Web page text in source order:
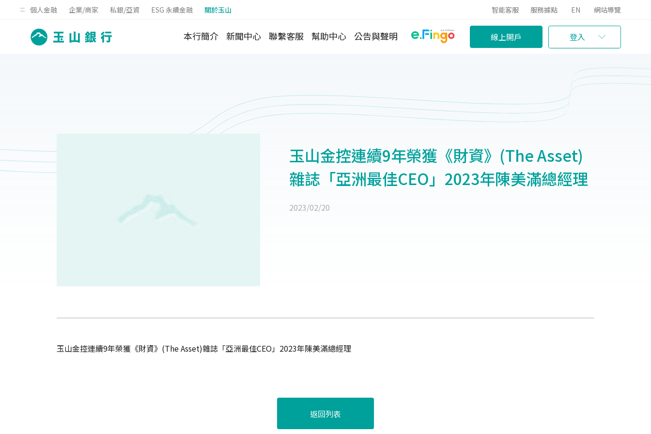
::: 個人金融 企業/商家 私銀/亞資 ESG 永續金融 關於玉山 智能客服 服務據點 EN 網站導覽
本行簡介 新聞中心 聯繫客服 幫助中心 公告與聲明 線上開戶 登入
玉山金控連續9年榮獲《財資》(The Asset)
雜誌「亞洲最佳CEO」2023年陳美滿總經理
2023/02/20
玉山金控連續9年榮獲《財資》(The Asset)雜誌「亞洲最佳CEO」2023年陳美滿總經理
返回列表